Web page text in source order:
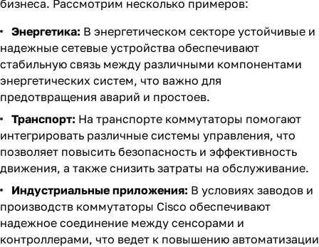
бизнеса. Рассмотрим несколько примеров:
Энергетика: В энергетическом секторе устойчивые и
надежные сетевые устройства обеспечивают
стабильную связь между различными компонентами
энергетических систем, что важно для
предотвращения аварий и простоев.
Транспорт: На транспорте коммутаторы помогают
интегрировать различные системы управления, что
позволяет повысить безопасность и эффективность
движения, а также снизить затраты на обслуживание.
Индустриальные приложения: В условиях заводов и
производств коммутаторы Cisco обеспечивают
надежное соединение между сенсорами и
контроллерами, что ведет к повышению автоматизации